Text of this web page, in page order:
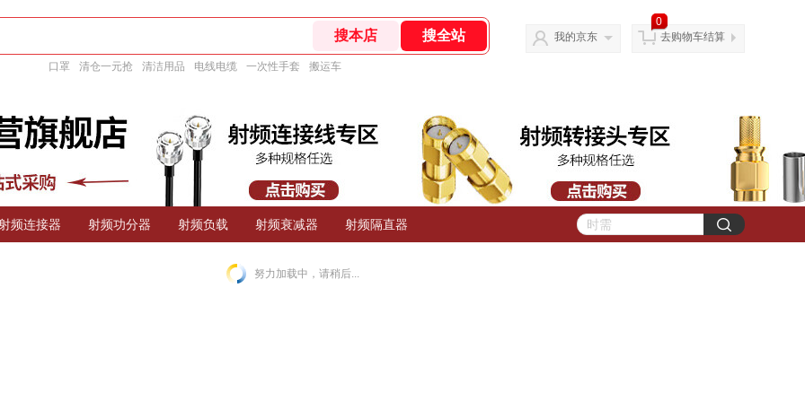
口罩 清仓一元抢 清洁用品 电线电缆 一次性手套 搬运车
我的京东
0
去购物车结算
频连接器 射频功分器 射频负载 射频衰减器 射频隔直器
努力加载中，请稍后...